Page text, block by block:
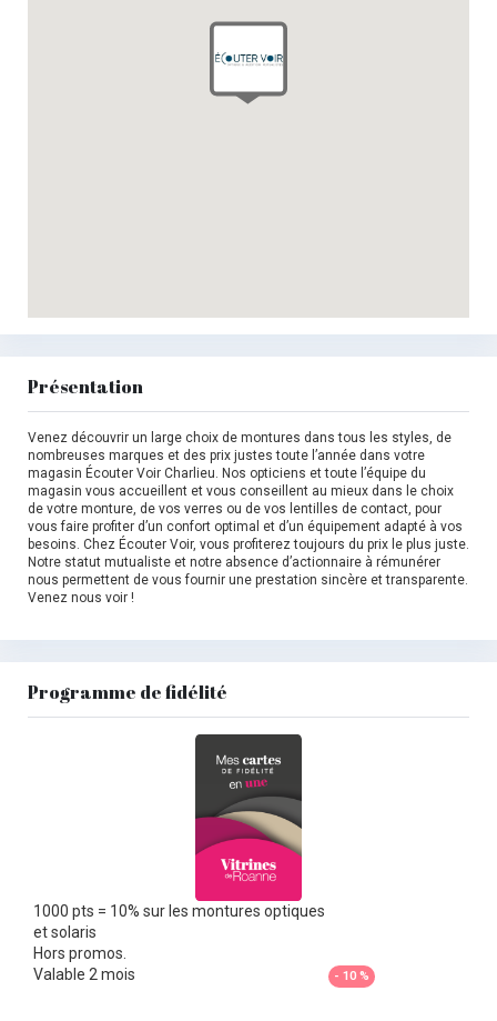
Présentation
Venez découvrir un large choix de montures dans tous les styles, de
nombreuses marques et des prix justes toute l’année dans votre
magasin Écouter Voir Charlieu. Nos opticiens et toute l’équipe du
magasin vous accueillent et vous conseillent au mieux dans le choix
de votre monture, de vos verres ou de vos lentilles de contact, pour
vous faire profiter d’un confort optimal et d’un équipement adapté à vos
besoins. Chez Écouter Voir, vous profiterez toujours du prix le plus juste.
Notre statut mutualiste et notre absence d’actionnaire à rémunérer
nous permettent de vous fournir une prestation sincère et transparente.
Venez nous voir !
Programme de fidélité
1000 pts = 10% sur les montures optiques
et solaris
Hors promos.
Valable 2 mois
- 10 %